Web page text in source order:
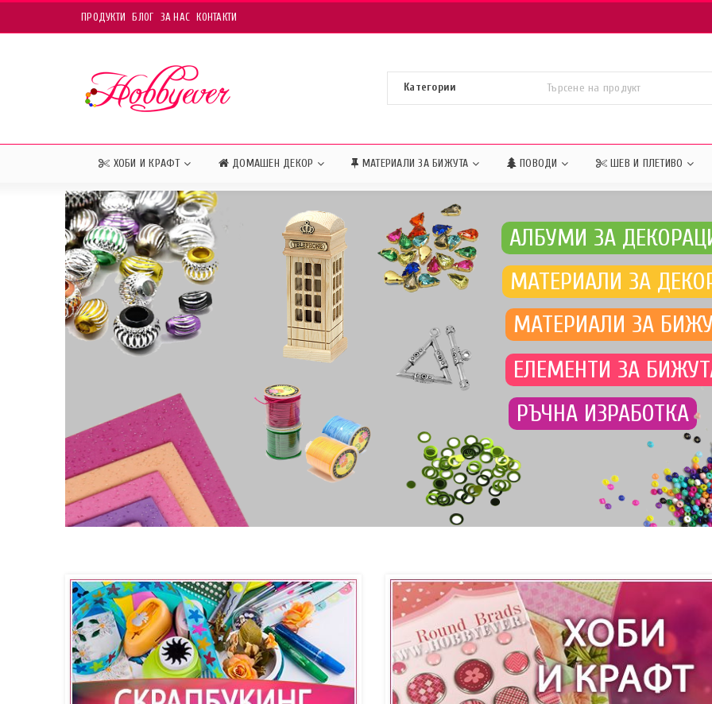
ПРОДУКТИ БЛОГ ЗА НАС КОНТАКТИ
ХОБИ И КРАФТ ДОМАШЕН ДЕКОР МАТЕРИАЛИ ЗА БИЖУТА ПОВОДИ ШЕВ И ПЛЕТИВО
АЛБУМИ ЗА
МАТЕРИАЛИ ЗА
МАТЕРИАЛИ ЗА
ЕЛЕМЕНТИ ЗА
РЪЧНА ИЗРАБОТКА